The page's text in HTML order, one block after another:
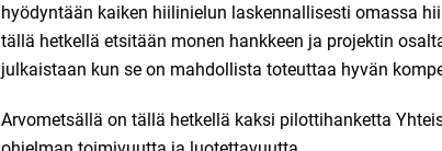
hyödyntään kaiken hiilinielun laskennallisesti omassa
tällä hetkellä etsitään monen hankkeen ja projektin
julkaistaan kun se on mahdollista toteuttaa hyvän
Arvometsällä on tällä hetkellä kaksi pilottihanketta